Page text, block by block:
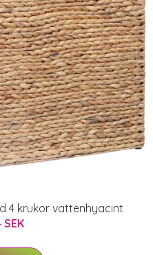
4 krukor vattenhyacint
SEK